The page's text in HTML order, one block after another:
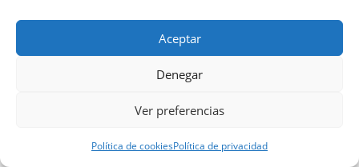
Aceptar
Denegar
Ver preferencias
Política de cookiesPolítica de privacidad